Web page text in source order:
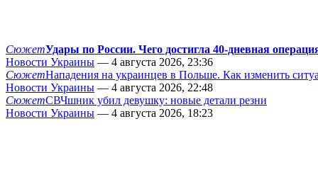
СюжетУдары по России. Чего достигла 40-дневная
Новости Украины — 4 августа 2026, 23:36
СюжетНападения на украинцев в Польше. Как изменить
Новости Украины — 4 августа 2026, 22:48
СюжетСВЧшник убил девушку: новые детали резни
Новости Украины — 4 августа 2026, 18:23